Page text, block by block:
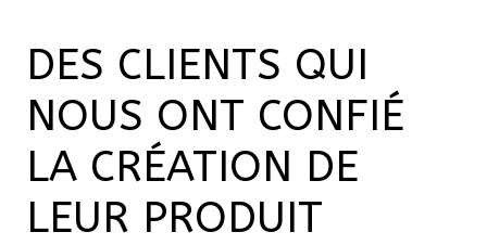
DES CLIENTS QUI
NOUS ONT CONFIÉ
LA CRÉATION DE
LEUR PRODUIT